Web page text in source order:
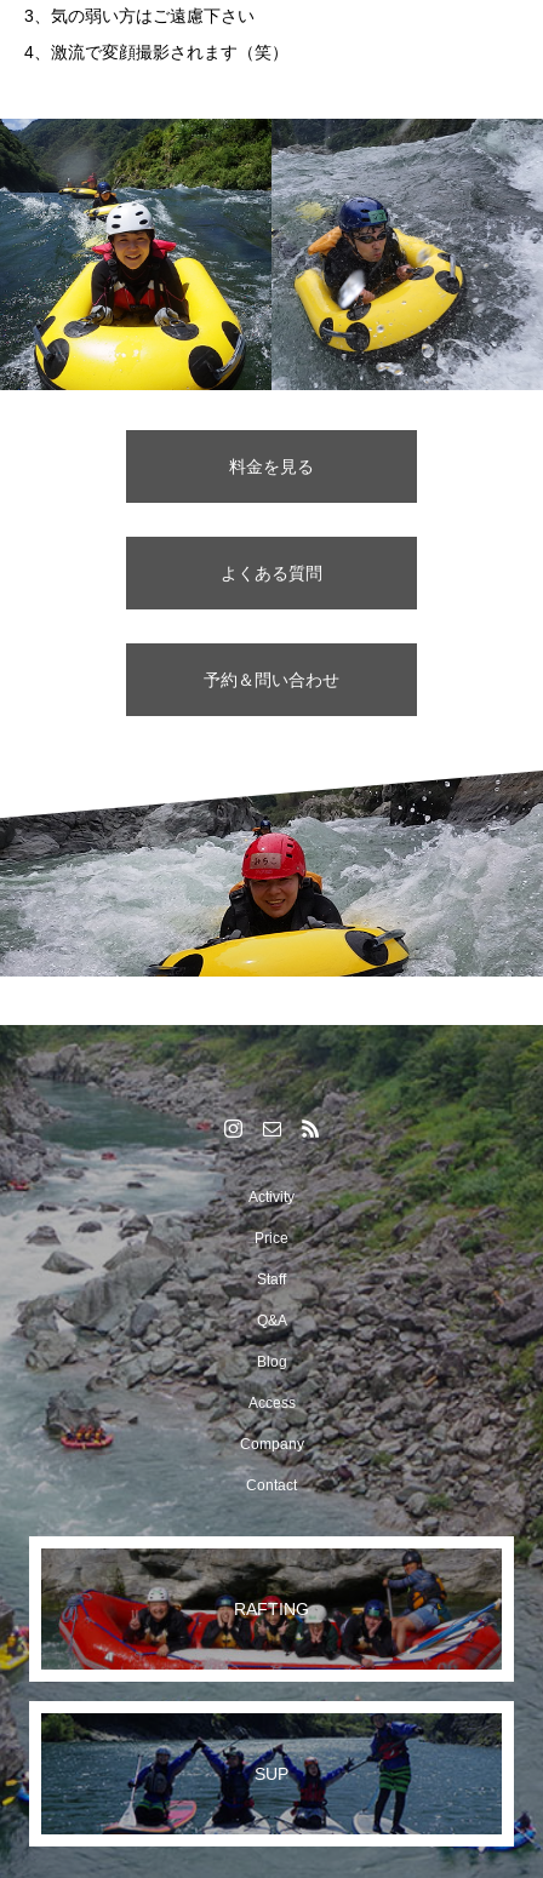
3、気の弱い方はご遠慮下さい
4、激流で変顔撮影されます（笑）
料金を見る
よくある質問
予約＆問い合わせ
Activity
Price
Staff
Q&A
Blog
Access
Company
Contact
RAFTING
SUP